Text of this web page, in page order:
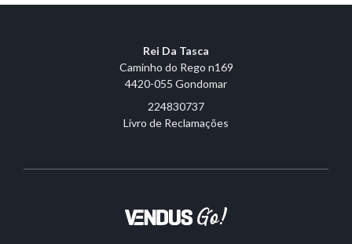
Rei Da Tasca
Caminho do Rego n169
4420-055 Gondomar
224830737
Livro de Reclamações